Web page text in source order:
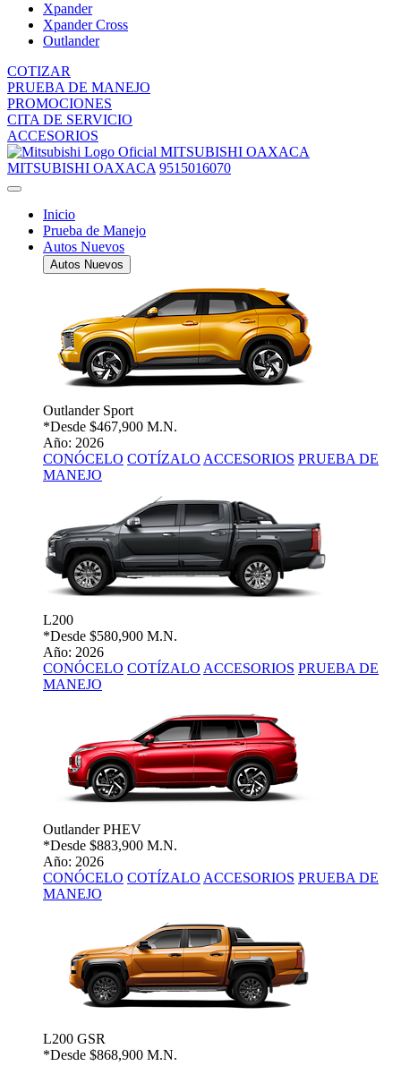
Xpander
Xpander Cross
Outlander
COTIZAR
PRUEBA DE MANEJO
PROMOCIONES
CITA DE SERVICIO
ACCESORIOS
MITSUBISHI OAXACA
MITSUBISHI OAXACA 9515016070
Inicio
Prueba de Manejo
Autos Nuevos
Autos Nuevos
Outlander Sport
*Desde $467,900 M.N.
Año: 2026
CONÓCELO COTÍZALO ACCESORIOS PRUEBA DE
MANEJO
L200
*Desde $580,900 M.N.
Año: 2026
CONÓCELO COTÍZALO ACCESORIOS PRUEBA DE
MANEJO
Outlander PHEV
*Desde $883,900 M.N.
Año: 2026
CONÓCELO COTÍZALO ACCESORIOS PRUEBA DE
MANEJO
L200 GSR
*Desde $868,900 M.N.